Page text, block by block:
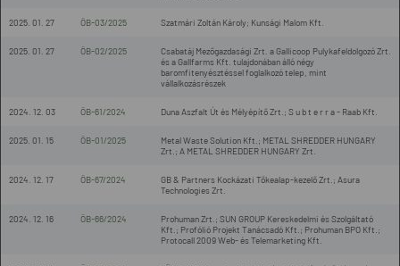
2025. 01. 27 ÖB-03/2025 Szatmári Zoltán Károly; Kunsági Malom Kft.
2025. 01. 27 ÖB-02/2025
Csabatáj Mezőgazdasági Zrt. a Gallicoop Pulykafeldolgozó Zrt.
és a Gallfarms Kft. tulajdonában álló négy
baromfitenyésztéssel foglalkozó telep, mint
vállalkozásrészek
2024. 12. 03 ÖB-61/2024 Duna Aszfalt Út és Mélyépítő Zrt.; S u b t e r r a - Raab Kft.
2025. 01. 15 ÖB-01/2025
Metal Waste Solution Kft.; METAL SHREDDER HUNGARY
Zrt.; A METAL SHREDDER HUNGARY Zrt.
2024. 12. 17 ÖB-67/2024
GB & Partners Kockázati Tőkealap-kezelő Zrt.; Asura
Technologies Zrt.
2024. 12. 16 ÖB-66/2024
Prohuman Zrt.; SUN GROUP Kereskedelmi és Szolgáltató
Kft.; Profólió Projekt Tanácsadó Kft.; Prohuman BPO Kft.;
Protocall 2009 Web- és Telemarketing Kft.